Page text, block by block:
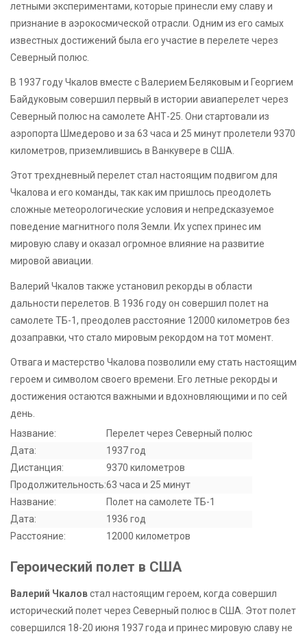
летными экспериментами, которые принесли ему славу и
признание в аэрокосмической отрасли. Одним из его самых
известных достижений была его участие в перелете через
Северный полюс.
В 1937 году Чкалов вместе с Валерием Беляковым и Георгием
Байдуковым совершил первый в истории авиаперелет через
Северный полюс на самолете АНТ-25. Они стартовали из
аэропорта Шмедерово и за 63 часа и 25 минут пролетели 9370
километров, приземлившись в Ванкувере в США.
Этот трехдневный перелет стал настоящим подвигом для
Чкалова и его команды, так как им пришлось преодолеть
сложные метеорологические условия и непредсказуемое
поведение магнитного поля Земли. Их успех принес им
мировую славу и оказал огромное влияние на развитие
мировой авиации.
Валерий Чкалов также установил рекорды в области
дальности перелетов. В 1936 году он совершил полет на
самолете ТБ-1, преодолев расстояние 12000 километров без
дозаправки, что стало мировым рекордом на тот момент.
Отвага и мастерство Чкалова позволили ему стать настоящим
героем и символом своего времени. Его летные рекорды и
достижения остаются важными и вдохновляющими и по сей
день.
Название:
Перелет через Северный полюс
Дата:
1937 год
Дистанция:
9370 километров
Продолжительность:63 часа и 25 минут
Название:
Полет на самолете ТБ-1
Дата:
1936 год
Расстояние:
12000 километров
Героический полет в США
Валерий Чкаловстал настоящим героем, когда совершил
исторический полет через Северный полюс в США. Этот полет
совершился 18-20 июня 1937 года и принес мировую славу не